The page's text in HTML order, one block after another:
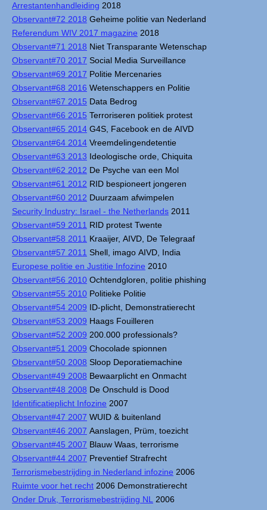
Arrestantenhandleiding 2018
Observant#72 2018 Geheime politie van Nederland
Referendum WIV 2017 magazine 2018
Observant#71 2018 Niet Transparante Wetenschap
Observant#70 2017 Social Media Surveillance
Observant#69 2017 Politie Mercenaries
Observant#68 2016 Wetenschappers en Politie
Observant#67 2015 Data Bedrog
Observant#66 2015 Terroriseren politiek protest
Observant#65 2014 G4S, Facebook en de AIVD
Observant#64 2014 Vreemdelingendetentie
Observant#63 2013 Ideologische orde, Chiquita
Observant#62 2012 De Psyche van een Mol
Observant#61 2012 RID bespioneert jongeren
Observant#60 2012 Duurzaam afwimpelen
Security Industry: Israel - the Netherlands 2011
Observant#59 2011 RID protest Twente
Observant#58 2011 Kraaijer, AIVD, De Telegraaf
Observant#57 2011 Shell, imago AIVD, India
Europese politie en Justitie Infozine 2010
Observant#56 2010 Ochtendgloren, politie phishing
Observant#55 2010 Politieke Politie
Observant#54 2009 ID-plicht, Demonstratierecht
Observant#53 2009 Haags Fouilleren
Observant#52 2009 200.000 professionals?
Observant#51 2009 Chocolade spionnen
Observant#50 2008 Sloop Deporatiemachine
Observant#49 2008 Bewaarplicht en Onmacht
Observant#48 2008 De Onschuld is Dood
Identificatieplicht Infozine 2007
Observant#47 2007 WUID & buitenland
Observant#46 2007 Aanslagen, Prüm, toezicht
Observant#45 2007 Blauw Waas, terrorisme
Observant#44 2007 Preventief Strafrecht
Terrorismebestrijding in Nederland infozine 2006
Ruimte voor het recht 2006 Demonstratierecht
Onder Druk, Terrorismebestrijding NL 2006